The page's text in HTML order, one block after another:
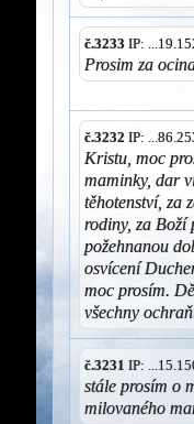
č.3233 IP:
Prosim za
č.3232 IP:
Kristu, moc
maminky, dar
těhotenství, za
rodiny, za Boží
požehnanou
osvícení
moc prosím.
všechny
č.3231 IP:
stále prosím o
milovaného